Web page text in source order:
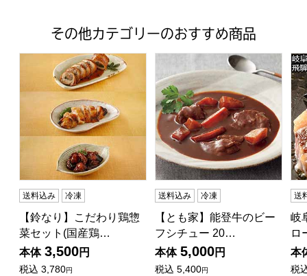
その他カテゴリーのおすすめ商品
【鈴なり】こだわり鶏惣菜セット(国産鶏の八幡巻・鈴
送料込み 冷凍
【鈴なり】こだわり鶏惣
菜セット(国産鶏…
本体 3,500円
税込 3,780円
【とも家】能登牛のビーフシ
送料込み 冷凍
【とも家】能登牛のビー
フシチュー 20…
本体 5,000円
税込 5,400円
岐
送
岐
ロ
本
税